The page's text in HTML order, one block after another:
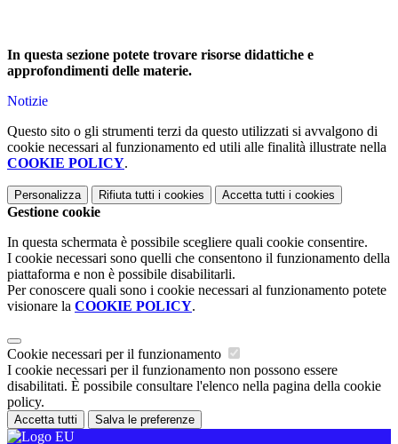
In questa sezione potete trovare risorse didattiche e
approfondimenti delle materie.
Notizie
Questo sito o gli strumenti terzi da questo utilizzati si avvalgono di
cookie necessari al funzionamento ed utili alle finalità illustrate nella
COOKIE POLICY.
Personalizza Rifiuta tutti i cookies Accetta tutti i cookies
Gestione cookie
In questa schermata è possibile scegliere quali cookie consentire.
I cookie necessari sono quelli che consentono il funzionamento della
piattaforma e non è possibile disabilitarli.
Per conoscere quali sono i cookie necessari al funzionamento potete
visionare la COOKIE POLICY.
Cookie necessari per il funzionamento
I cookie necessari per il funzionamento non possono essere
disabilitati. È possibile consultare l'elenco nella pagina della cookie
policy.
Accetta tutti Salva le preferenze